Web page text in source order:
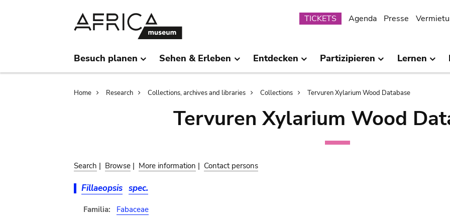
Submenu
TICKETS Agenda Presse
Besuch planen Sehen & Erleben Entdecken Partizipieren Lernen
Breadcrumb
Home Research Collections, archives and libraries Collections Tervuren Xylarium Wood Database
Tervuren Xylarium Wood
Search | Browse | More information | Contact persons
Fillaeopsis spec.
Familia:
Fabaceae